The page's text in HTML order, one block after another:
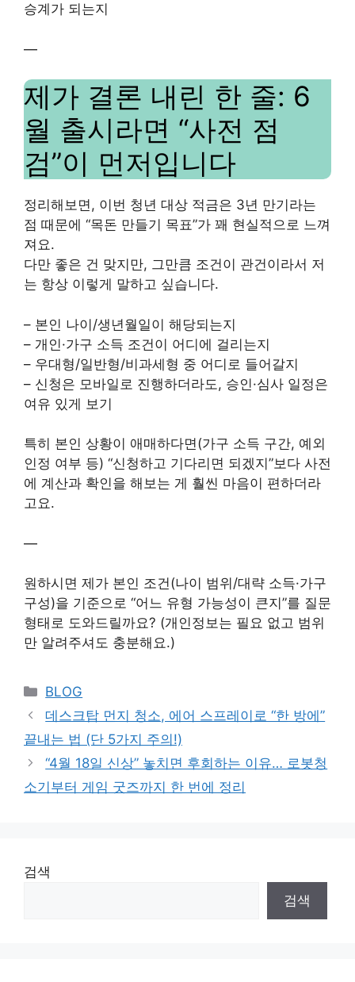
승계가 되는지
—
제가 결론 내린 한 줄: 6
월 출시라면 “사전 점
검”이 먼저입니다
정리해보면, 이번 청년 대상 적금은 3년 만기라는
점 때문에 “목돈 만들기 목표”가 꽤 현실적으로 느껴
져요.
다만 좋은 건 맞지만, 그만큼 조건이 관건이라서 저
는 항상 이렇게 말하고 싶습니다.
– 본인 나이/생년월일이 해당되는지
– 개인·가구 소득 조건이 어디에 걸리는지
– 우대형/일반형/비과세형 중 어디로 들어갈지
– 신청은 모바일로 진행하더라도, 승인·심사 일정은
여유 있게 보기
특히 본인 상황이 애매하다면(가구 소득 구간, 예외
인정 여부 등) “신청하고 기다리면 되겠지”보다 사전
에 계산과 확인을 해보는 게 훨씬 마음이 편하더라
고요.
—
원하시면 제가 본인 조건(나이 범위/대략 소득·가구
구성)을 기준으로 “어느 유형 가능성이 큰지”를 질문
형태로 도와드릴까요? (개인정보는 필요 없고 범위
만 알려주셔도 충분해요.)
Categories
BLOG
데스크탑 먼지 청소, 에어 스프레이로 “한 방에”
끝내는 법 (단 5가지 주의!)
“4월 18일 신상” 놓치면 후회하는 이유… 로봇청
소기부터 게임 굿즈까지 한 번에 정리
검색
검색